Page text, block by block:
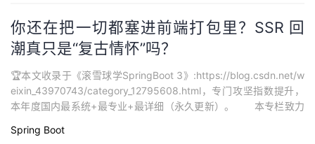
你还在把一切都塞进前端打包里？SSR 回
潮真只是“复古情怀”吗？
🏆本文收录于《滚雪球学SpringBoot 3》:https://blog.csdn.net/w
eixin_43970743/category_12795608.html，专门攻坚指数提升，
本年度国内最系统+最专业+最详细（永久更新）。 本专栏致力
网独家首发，打造精品专栏，专栏持续更新中…欢迎大家订阅持续学
Spring Boot